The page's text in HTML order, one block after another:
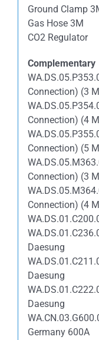
Ground Clamp
Gas Hose 3M
CO2 Regulator
Complementary
Connection) (3
Connection) (4
Connection) (5
Connection) (3
Connection) (4
Daesung
Daesung
Daesung
Germany 600A